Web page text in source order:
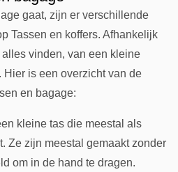
gaat, zijn er verschillende
Tassen en koffers. Afhankelijk
vinden, van een kleine
Hier is een overzicht van de
en bagage:
kleine tas die meestal als
Ze zijn meestal gemaakt zonder
om in de hand te dragen.